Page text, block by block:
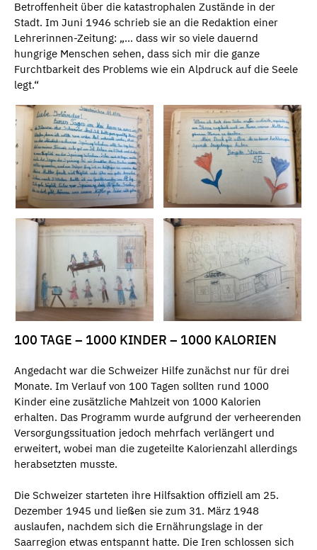
Betroffenheit über die katastrophalen Zustände in der
Stadt. Im Juni 1946 schrieb sie an die Redaktion einer
Lehrerinnen-Zeitung: „… dass wir so viele dauernd
hungrige Menschen sehen, dass sich mir die ganze
Furchtbarkeit des Problems wie ein Alpdruck auf die Seele
legt.“
100 TAGE – 1000 KINDER – 1000 KALORIEN
Angedacht war die Schweizer Hilfe zunächst nur für drei
Monate. Im Verlauf von 100 Tagen sollten rund 1000
Kinder eine zusätzliche Mahlzeit von 1000 Kalorien
erhalten. Das Programm wurde aufgrund der verheerenden
Versorgungssituation jedoch mehrfach verlängert und
erweitert, wobei man die zugeteilte Kalorienzahl allerdings
herabsetzten musste.
Die Schweizer starteten ihre Hilfsaktion offiziell am 25.
Dezember 1945 und ließen sie zum 31. März 1948
auslaufen, nachdem sich die Ernährungslage in der
Saarregion etwas entspannt hatte. Die Iren schlossen sich